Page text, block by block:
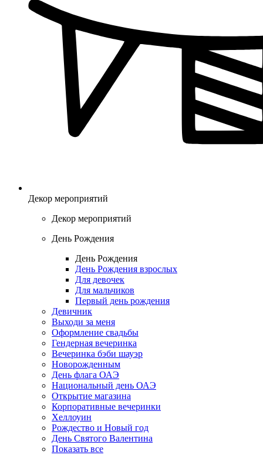
Декор мероприятий
Декор мероприятий
День Рождения
День Рождения
День Рождения взрослых
Для девочек
Для мальчиков
Первый день рождения
Девичник
Выходи за меня
Оформление свадьбы
Гендерная вечеринка
Вечеринка бэби шауэр
Новорожденным
День флага ОАЭ
Национальный день ОАЭ
Открытие магазина
Корпоративные вечеринки
Хеллоуин
Рождество и Новый год
День Святого Валентина
Показать все